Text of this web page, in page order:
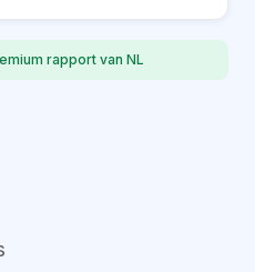
rapport van NL